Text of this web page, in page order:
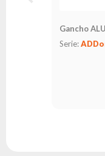
Gancho
Serie: